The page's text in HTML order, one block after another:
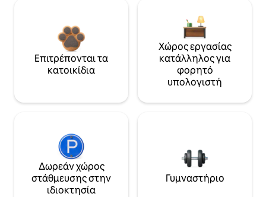
Επιτρέπονται τα
κατοικίδια
Χώρος εργασίας
κατάλληλος για
φορητό
υπολογιστή
Δωρεάν χώρος
στάθμευσης στην
ιδιοκτησία
Γυμναστήριο